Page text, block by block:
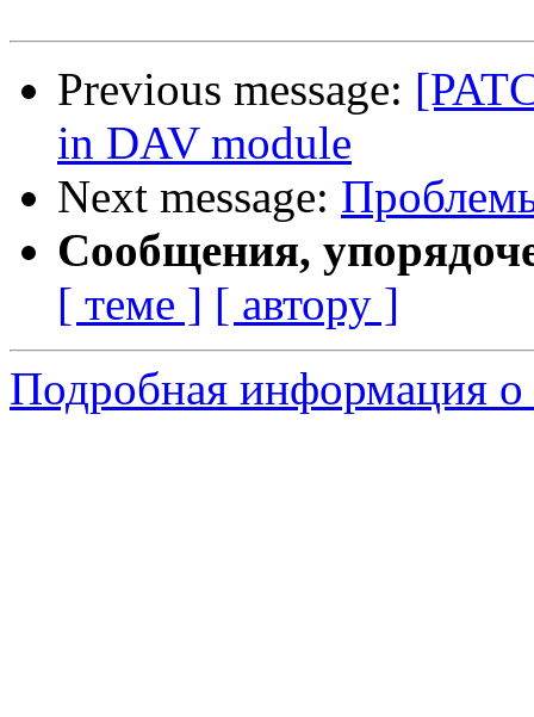
Previous message:
in DAV module
Next message:
Сообщения,
[ теме ] [ автору ]
Подробная информация